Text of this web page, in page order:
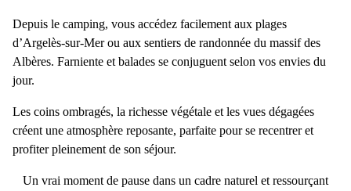
Depuis le camping, vous accédez facilement aux plages
d’Argelès-sur-Mer ou aux sentiers de randonnée du massif des
Albères. Farniente et balades se conjuguent selon vos envies du
jour.
Les coins ombragés, la richesse végétale et les vues dégagées
créent une atmosphère reposante, parfaite pour se recentrer et
profiter pleinement de son séjour.
Un vrai moment de pause dans un cadre naturel et ressourçant